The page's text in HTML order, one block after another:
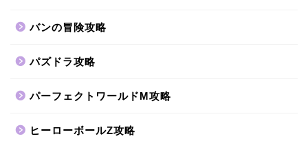
バンの冒険攻略
パズドラ攻略
パーフェクトワールドM攻略
ヒーローボールZ攻略